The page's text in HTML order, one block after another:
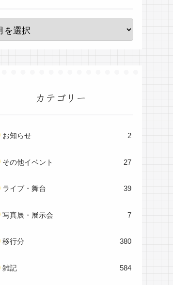
カテゴリー
お知らせ 2
その他イベント 27
ライブ・舞台 39
写真展・展示会 7
移行分 380
雑記 584